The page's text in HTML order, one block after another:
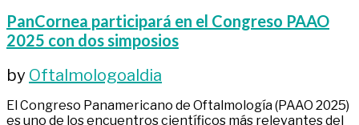
PanCornea participará en el Congreso PAAO
2025 con dos simposios
by Oftalmologoaldia
El Congreso Panamericano de Oftalmología (PAAO 2025)
es uno de los encuentros científicos más relevantes del